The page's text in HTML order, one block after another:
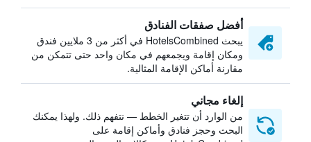
أفضل صفقات الفنادق
يبحث HotelsCombined في أكثر من 3 ملايين فندق
ومكان إقامة ويجمعهم في مكان واحد حتى تتمكن من
مقارنة أماكن الإقامة المثالية.
إلغاء مجاني
من الوارد أن تتغير الخطط — نتفهم ذلك. ولهذا يمكنك
البحث وحجز فنادق وأماكن إقامة على